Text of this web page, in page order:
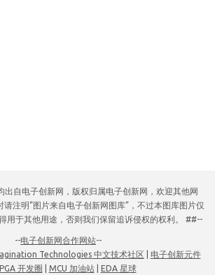
出自电子创新网，版权归属电子创新网，欢迎其他网
注明“图片来自电子创新网图库”，不过本图库图片仅
用于其他用途，否则我们保留追诉侵权的权利。 ##--
--电子创新网合作网站--
Technologies 中文技术社区
电子创新元件
开发圈 MCU 加油站| EDA 星球